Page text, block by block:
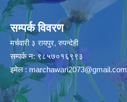
सम्पर्क विवरण
मर्चवारी ३ रायपुर, रुपन्देही
सम्पर्क न: ९८५७०१६९९३
इमेल : marchawari2073@gmail.com